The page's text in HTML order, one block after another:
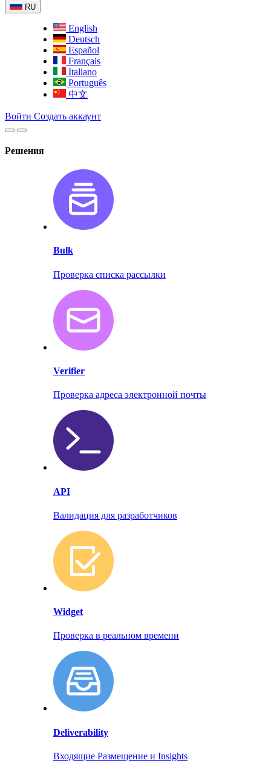
RU
English
Deutsch
Español
Français
Italiano
Português
中文
Войти Создать аккаунт
Решения
Bulk
Проверка списка рассылки
Verifier
Проверка адреса электронной почты
API
Валидация для разработчиков
Widget
Проверка в реальном времени
Deliverability
Входящие Размещение и Insights